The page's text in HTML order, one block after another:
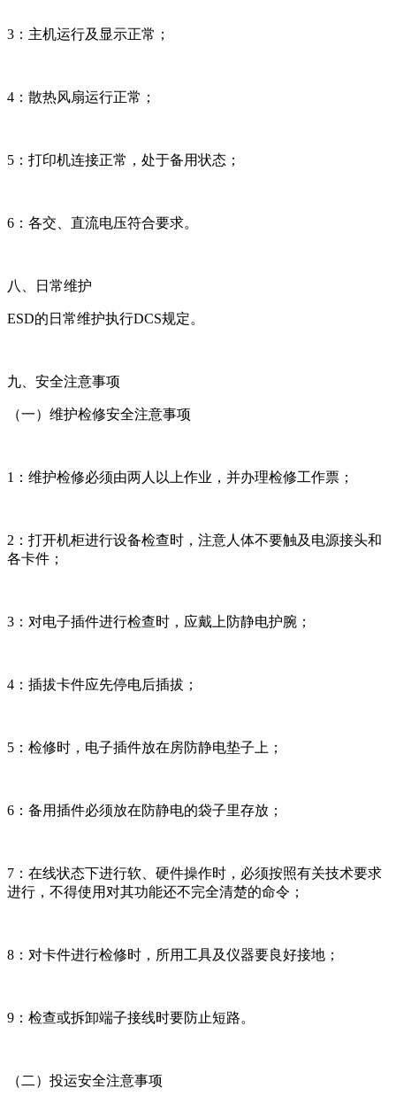
3：主机运行及显示正常；
4：散热风扇运行正常；
5：打印机连接正常，处于备用状态；
6：各交、直流电压符合要求。
八、日常维护
ESD的日常维护执行DCS规定。
九、安全注意事项
（一）维护检修安全注意事项
1：维护检修必须由两人以上作业，并办理检修工作票；
2：打开机柜进行设备检查时，注意人体不要触及电源接头和
各卡件；
3：对电子插件进行检查时，应戴上防静电护腕；
4：插拔卡件应先停电后插拔；
5：检修时，电子插件放在房防静电垫子上；
6：备用插件必须放在防静电的袋子里存放；
7：在线状态下进行软、硬件操作时，必须按照有关技术要求
进行，不得使用对其功能还不完全清楚的命令；
8：对卡件进行检修时，所用工具及仪器要良好接地；
9：检查或拆卸端子接线时要防止短路。
（二）投运安全注意事项